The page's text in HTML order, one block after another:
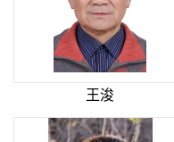
王浚